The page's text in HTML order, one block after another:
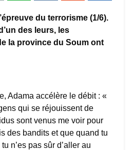
du terrorisme (1/6).
des leurs, les
la province du Soum ont
Adama accélère le débit : «
qui se réjouissent de
sont venus me voir pour
des bandits et que quand tu
n’es pas sûr d’aller au